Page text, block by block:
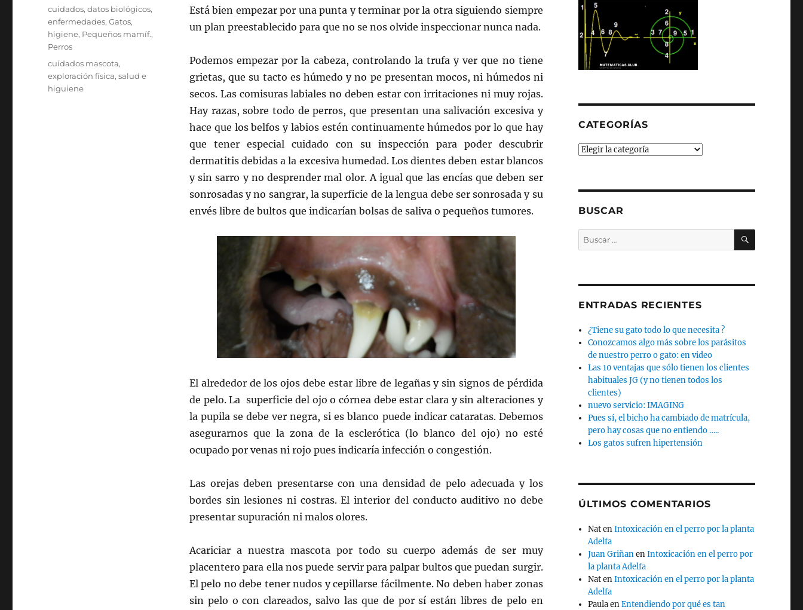
Está bien empezar por una punta y terminar por la otra siguiendo siempre
un plan preestablecido para que no se nos olvide inspeccionar nunca nada.
Podemos empezar por la cabeza, controlando la trufa y ver que no tiene
grietas, que su tacto es húmedo y no pe presentan mocos, ni húmedos ni
secos. Las comisuras labiales no deben estar con irritaciones ni muy rojas.
Hay razas, sobre todo de perros, que presentan una salivación excesiva y
hace que los belfos y labios estén continuamente húmedos por lo que hay
que tener especial cuidado con su inspección para poder descubrir
dermatitis debidas a la excesiva humedad. Los dientes deben estar blancos
y sin sarro y no desprender mal olor. A igual que las encías que deben ser
sonrosadas y no sangrar, la superficie de la lengua debe ser sonrosada y su
envés libre de bultos que indicarían bolsas de saliva o pequeños tumores.
El alrededor de los ojos debe estar libre de legañas y sin signos de pérdida
de pelo. La superficie del ojo o córnea debe estar clara y sin alteraciones y
la pupila se debe ver negra, si es blanco puede indicar cataratas. Debemos
asegurarnos que la zona de la esclerótica (lo blanco del ojo) no esté
ocupado por venas ni rojo pues indicaría infección o congestión.
Las orejas deben presentarse con una densidad de pelo adecuada y los
bordes sin lesiones ni costras. El interior del conducto auditivo no debe
presentar supuración ni malos olores.
Acariciar a nuestra mascota por todo su cuerpo además de ser muy
placentero para ella nos puede servir para palpar bultos que puedan surgir.
El pelo no debe tener nudos y cepillarse fácilmente. No deben haber zonas
sin pelo o con clareados, salvo las que de por sí están libres de pelo en
Categorías
cuidados,datos biológicos,
enfermedades,Gatos,
higiene, Pequeños mamíf.,
Perros
Etiquetas
cuidados mascota,
exploración física,salud e
higuiene
CATEGORÍAS
Categorías
BUSCAR
Buscar
por:
BUSCAR
ENTRADAS RECIENTES
¿Tiene su gato todo lo que necesita ?
Conozcamos algo más sobre los parásitos
de nuestro perro o gato: en video
Las 10 ventajas que sólo tienen los clientes
habituales JG (y no tienen todos los
clientes)
nuevo servicio: IMAGING
Pues sí, el bicho ha cambiado de matrícula,
pero hay cosas que no entiendo …..
Los gatos sufren hipertensión
ÚLTIMOS COMENTARIOS
NatenIntoxicación en el perro por la planta
Adelfa
Juan GriñanenIntoxicación en el perro por
la planta Adelfa
NatenIntoxicación en el perro por la planta
Adelfa
PaulaenEntendiendo por qué es tan